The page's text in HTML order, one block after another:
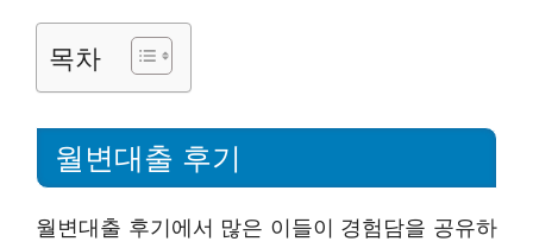
목차
월변대출 후기
월변대출 후기에서 많은 이들이 경험담을 공유하